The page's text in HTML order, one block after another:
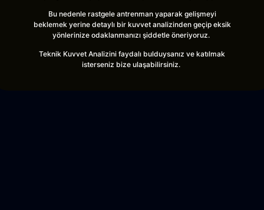
Bu nedenle rastgele antrenman yaparak gelişmeyi
beklemek yerine detaylı bir kuvvet analizinden geçip eksik
yönlerinize odaklanmanızı şiddetle öneriyoruz.
Teknik Kuvvet Analizini faydalı bulduysanız ve katılmak
isterseniz bize ulaşabilirsiniz.